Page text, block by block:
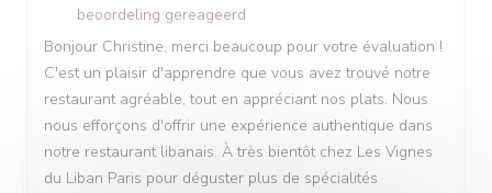
beoordeling gereageerd
Bonjour Christine, merci beaucoup pour votre évaluation !
C'est un plaisir d'apprendre que vous avez trouvé notre
restaurant agréable, tout en appréciant nos plats. Nous
nous efforçons d'offrir une expérience authentique dans
notre restaurant libanais. À très bientôt chez Les Vignes
du Liban Paris pour déguster plus de spécialités